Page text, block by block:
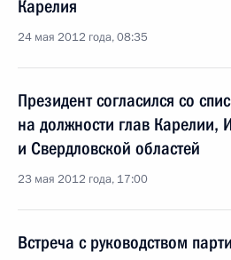
Карелия
24 мая 2012 года, 08:35
Президент согласился со
на должности глав Карелии,
и Свердловской областей
23 мая 2012 года, 17:00
Встреча с руководством